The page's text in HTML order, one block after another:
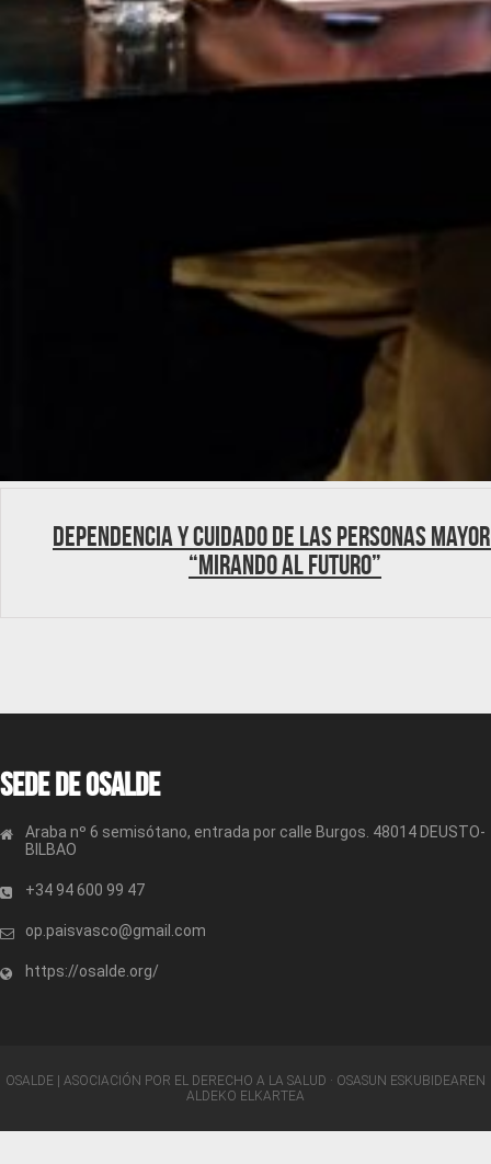
DEPENDENCIA Y CUIDADO DE LAS PERSONAS
“MIRANDO AL FUTURO”
Sede de OSALDE
Araba nº 6 semisótano, entrada por calle Burgos. 48014 DEUSTO-
BILBAO
+34 94 600 99 47
op.paisvasco@gmail.com
https://osalde.org/
OSALDE | ASOCIACIÓN POR EL DERECHO A LA SALUD · OSASUN ESKUBIDEAREN
ALDEKO ELKARTEA